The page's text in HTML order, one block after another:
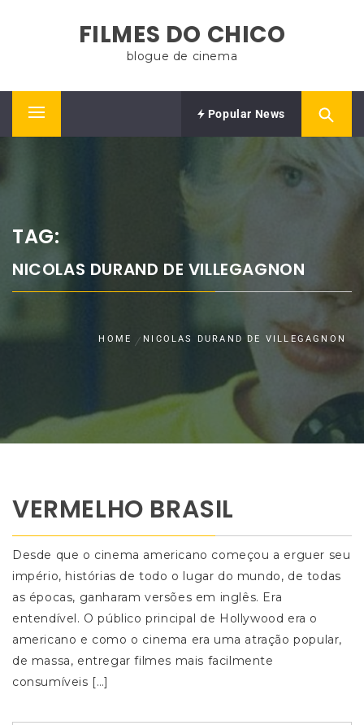
FILMES DO CHICO
blogue de cinema
Primary
Popular News
TAG:
NICOLAS DURAND DE VILLEGAGNON
HOME NICOLAS DURAND DE VILLEGAGNON
VERMELHO BRASIL
Desde que o cinema americano começou a erguer seu
império, histórias de todo o lugar do mundo, de todas
as épocas, ganharam versões em inglês. Era
entendível. O público principal de Hollywood era o
americano e como o cinema era uma atração popular,
de massa, entregar filmes mais facilmente
consumíveis […]